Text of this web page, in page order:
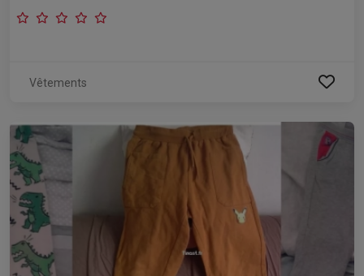
Vêtements